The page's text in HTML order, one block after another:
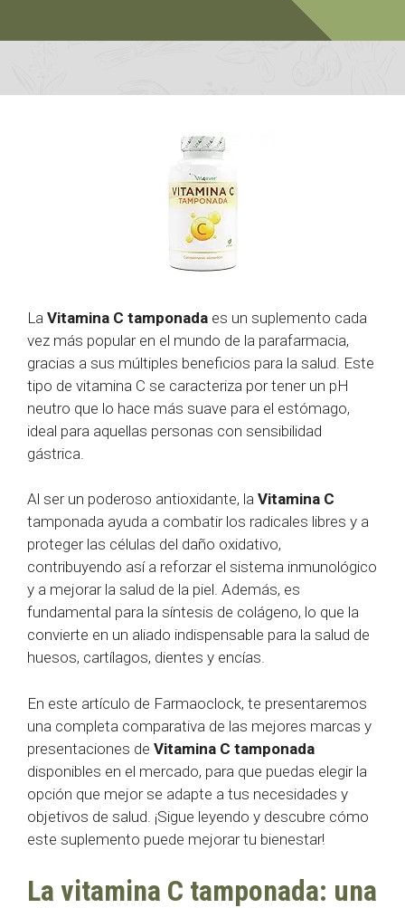
La Vitamina C tamponada es un suplemento cada
vez más popular en el mundo de la parafarmacia,
gracias a sus múltiples beneficios para la salud. Este
tipo de vitamina C se caracteriza por tener un pH
neutro que lo hace más suave para el estómago,
ideal para aquellas personas con sensibilidad
gástrica.
Al ser un poderoso antioxidante, la Vitamina C
tamponada ayuda a combatir los radicales libres y a
proteger las células del daño oxidativo,
contribuyendo así a reforzar el sistema inmunológico
y a mejorar la salud de la piel. Además, es
fundamental para la síntesis de colágeno, lo que la
convierte en un aliado indispensable para la salud de
huesos, cartílagos, dientes y encías.
En este artículo de Farmaoclock, te presentaremos
una completa comparativa de las mejores marcas y
presentaciones de Vitamina C tamponada
disponibles en el mercado, para que puedas elegir la
opción que mejor se adapte a tus necesidades y
objetivos de salud. ¡Sigue leyendo y descubre cómo
este suplemento puede mejorar tu bienestar!
La vitamina C tamponada: una